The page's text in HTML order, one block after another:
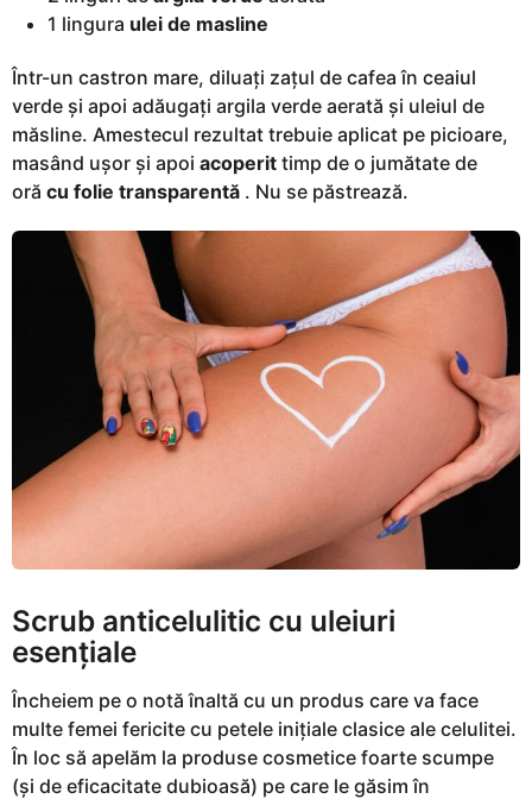
1 lingura ulei de masline
Într-un castron mare, diluați zațul de cafea în ceaiul
verde și apoi adăugați argila verde aerată și uleiul de
măsline. Amestecul rezultat trebuie aplicat pe picioare,
masând ușor și apoi acoperit timp de o jumătate de
oră cu folie transparentă . Nu se păstrează.
Scrub anticelulitic cu uleiuri
esențiale
Încheiem pe o notă înaltă cu un produs care va face
multe femei fericite cu petele inițiale clasice ale celulitei.
În loc să apelăm la produse cosmetice foarte scumpe
(și de eficacitate dubioasă) pe care le găsim în